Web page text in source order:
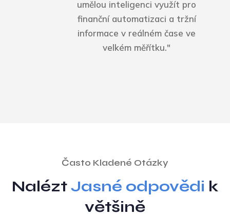
umělou inteligenci využít pro
finanční automatizaci a tržní
informace v reálném čase ve
velkém měřítku."
Často Kladené Otázky
NaléztJasné odpovědi k
většině